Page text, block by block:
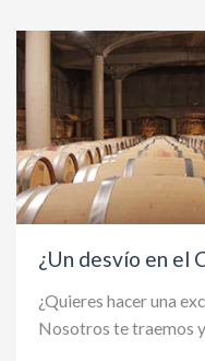
¿Un desvío en el
¿Quieres hacer una
Nosotros te traemos